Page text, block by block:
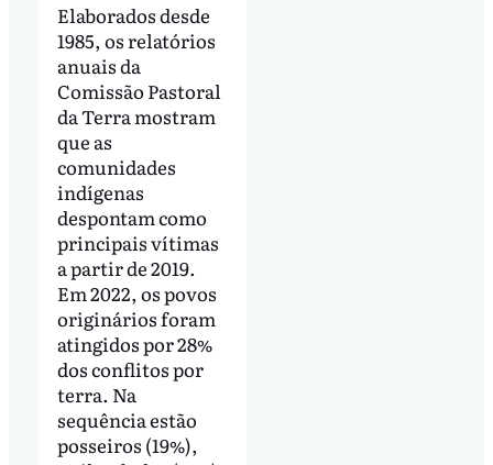
Elaborados desde
1985, os relatórios
anuais da
Comissão Pastoral
da Terra mostram
que as
comunidades
indígenas
despontam como
principais vítimas
a partir de 2019.
Em 2022, os povos
originários foram
atingidos por 28%
dos conflitos por
terra. Na
sequência estão
posseiros (19%),